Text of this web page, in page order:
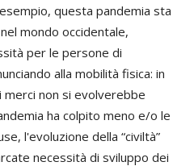
questa pandemia sta
mondo occidentale,
per le persone di
alla mobilità fisica: in
non si evolverebbe
ha colpito meno e/o le
l'evoluzione della “civiltà”
necessità di sviluppo dei